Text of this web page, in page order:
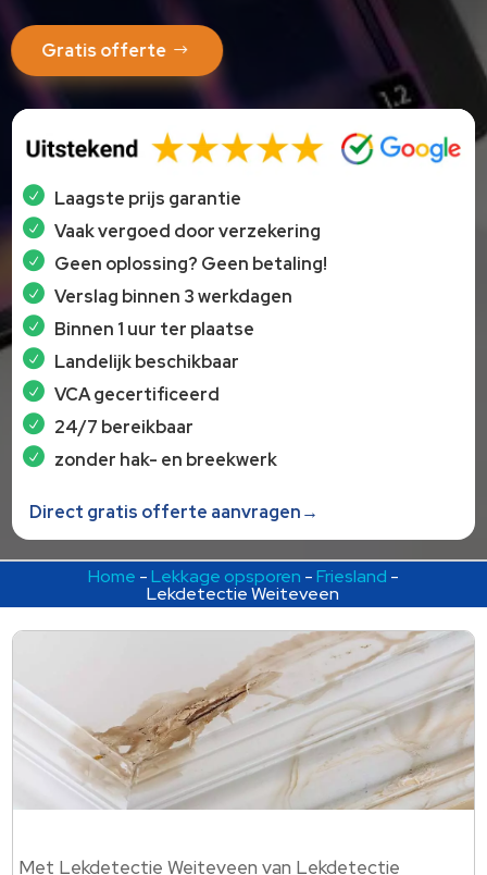
Gratis offerte
Laagste prijs garantie
Vaak vergoed door verzekering
Geen oplossing? Geen betaling!
Verslag binnen 3 werkdagen
Binnen 1 uur ter plaatse
Landelijk beschikbaar
VCA gecertificeerd
24/7 bereikbaar
zonder hak- en breekwerk
Direct gratis offerte aanvragen→
Home -Lekkage opsporen -Friesland -
Lekdetectie Weiteveen
Met Lekdetectie Weiteveen van Lekdetectie